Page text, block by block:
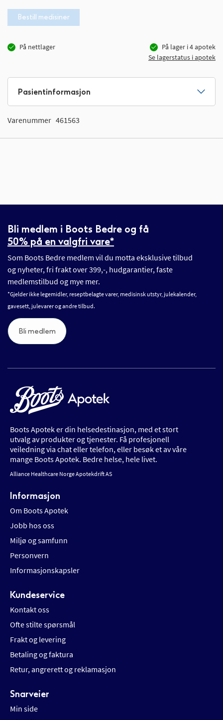
Bestill medisiner
På nettlager På lager i4apotek
Se lagerstatus i apotek
Pasientinformasjon
Varenummer 461563
Bli medlem i Boots Bedre og få
50% på en valgfri vare*
Som Boots Bedre medlem vil du motta eksklusive tilbud
og nyheter, fri frakt over 399,-, hudgarantier, faste
medlemstilbud og mye mer.
*Gjelder ikke legemidler, reseptbelagte varer, medisinsk utstyr, julekalender,
gavesett, julevarer og andre tilbud.
Bli medlem
Boots Apotek er din helsedestinasjon, med et stort
utvalg av produkter og tjenester. Få profesjonell
veiledning via chat eller telefon, eller besøk et av våre
mange Boots Apotek. Bedre helse, hele livet.
Alliance Healthcare Norge Apotekdrift AS
Informasjon
Om Boots Apotek
Jobb hos oss
Miljø og samfunn
Personvern
Informasjonskapsler
Kundeservice
Kontakt oss
Ofte stilte spørsmål
Frakt og levering
Betaling og faktura
Retur, angrerett og reklamasjon
Snarveier
Min side